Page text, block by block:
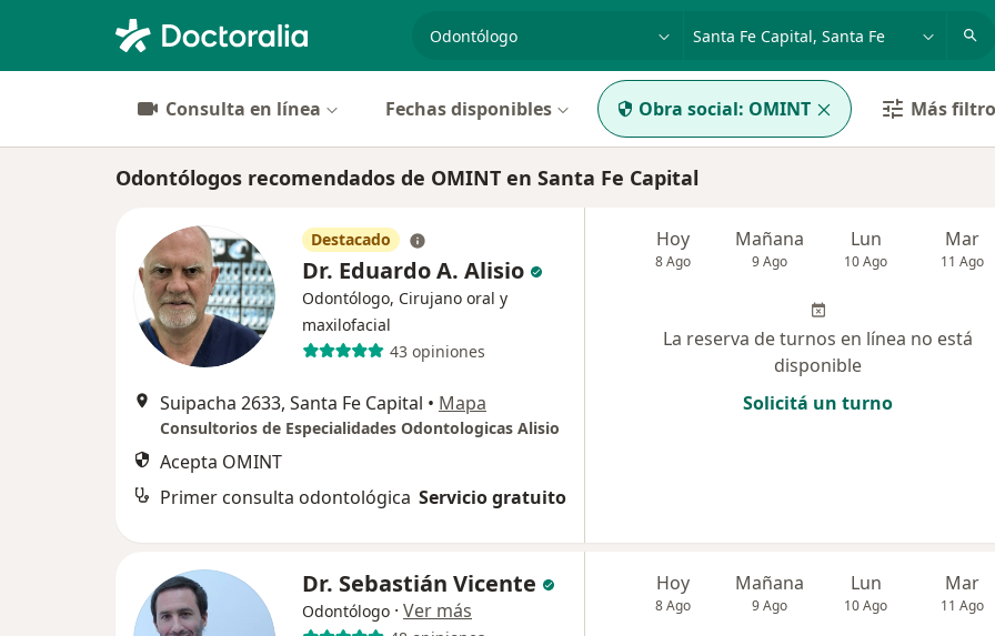
especialidad, enfermedad o nombre
Consulta en línea Fechas disponibles Obra social: OMINT Más
Odontólogos recomendados de OMINT en Santa Fe Capital
Destacado
Dr. Eduardo A. Alisio
Odontólogo, Cirujano oral y
maxilofacial
43 opiniones
Suipacha 2633, Santa Fe Capital • Mapa
Consultorios de Especialidades Odontologicas Alisio
Acepta OMINT
Primer consulta odontológica Servicio gratuito
Hoy
8 Ago
Mañana
9 Ago
Lun
10 Ago
Mar
11 Ago
La reserva de turnos en línea no está
disponible
Solicitá un turno
Dr. Sebastián Vicente
Odontólogo · Ver más
Hoy
8 Ago
Mañana
9 Ago
Lun
10 Ago
Mar
11 Ago